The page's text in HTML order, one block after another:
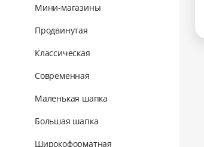
Мини-магазины
Продвинутая
Классическая
Современная
Маленькая шапка
Большая шапка
Широкоформатная